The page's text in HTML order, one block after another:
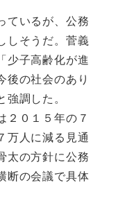
ているが、公務
しそうだ。菅義
少子高齢化が進
後の社会のあり
調した。
０１５年の７
万人に減る見通
太の方針に公務
断の会議で具体